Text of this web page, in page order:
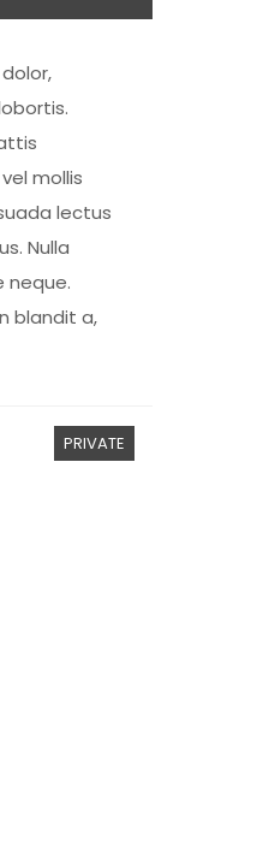
mollis
lectus
Nulla
neque.
blandit a,
PRIVATE